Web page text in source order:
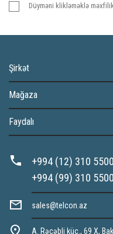
Düyməni klikləməklə
Şirkət
Mağaza
Faydalı
+994 (12) 310 5500
+994 (99) 310 5500
sales@telcon.az
A. Rəcəbli küç., 69 X,